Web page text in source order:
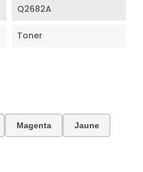
Q2682A
Toner
Magenta Jaune